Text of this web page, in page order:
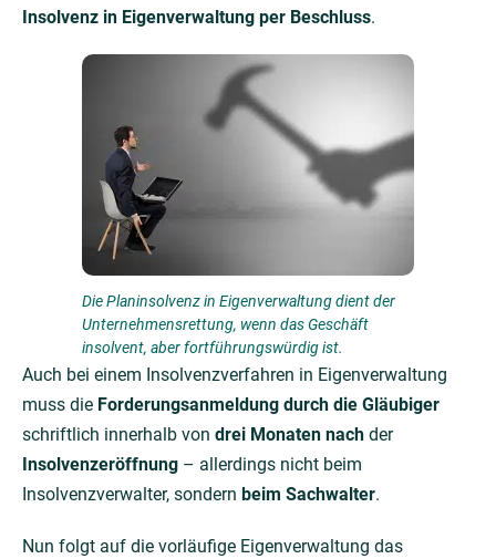
Insolvenz in Eigenverwaltung per Beschluss.
Die Planinsolvenz in Eigenverwaltung dient der
Unternehmensrettung, wenn das Geschäft
insolvent, aber fortführungswürdig ist.
Auch bei einem Insolvenzverfahren in Eigenverwaltung
muss die Forderungsanmeldung durch die Gläubiger
schriftlich innerhalb von drei Monaten nach der
Insolvenzeröffnung – allerdings nicht beim
Insolvenzverwalter, sondern beim Sachwalter.
Nun folgt auf die vorläufige Eigenverwaltung das